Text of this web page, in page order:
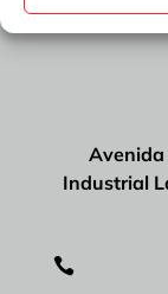
Avenida
Industrial
